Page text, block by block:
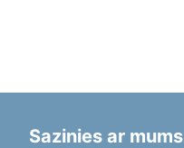
Sazinies ar mums